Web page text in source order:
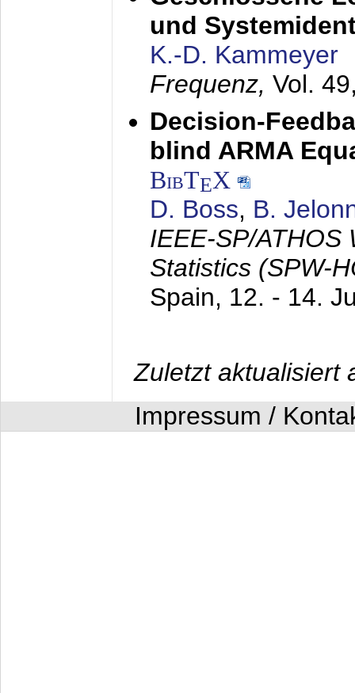
und
K.-D. Kammeyer
Frequenz, Vol.
Decision-
blind ARMA
BibTEX
D. Boss, B.
IEEE-SP/ATHOS
Statistics (SPW-
Spain, 12. - 14.
Zuletzt aktualisiert
Impressum /